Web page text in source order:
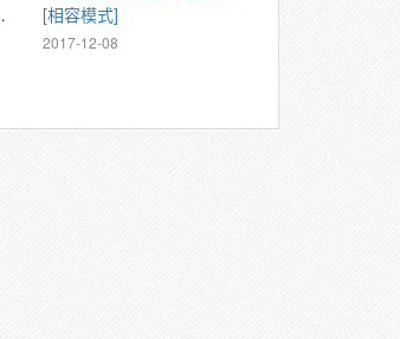
[相容模式]
2017-12-08